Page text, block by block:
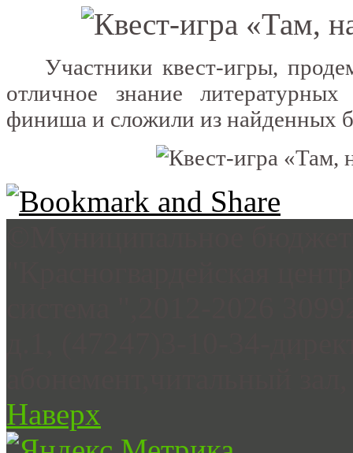
Участники квест-игры,
отличное знание
финиша и сложили из найденных
Наверх